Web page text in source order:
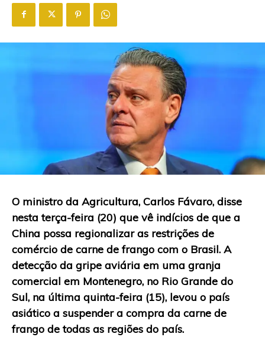
O ministro da Agricultura, Carlos Fávaro, disse
nesta terça-feira (20) que vê indícios de que a
China possa regionalizar as restrições de
comércio de carne de frango com o Brasil. A
detecção da gripe aviária em uma granja
comercial em Montenegro, no Rio Grande do
Sul, na última quinta-feira (15), levou o país
asiático a suspender a compra da carne de
frango de todas as regiões do país.